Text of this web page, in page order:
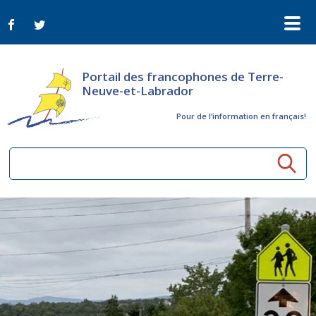
Portail des francophones de Terre-
Neuve-et-Labrador
Pour de l‘information en français!
Ressources communautaires
Activités à distance
ConnectAînés
Arts et culture
Appels d'offres du secteur culturel
Plan de Développement Global
Bulletin Le FrancoTNL